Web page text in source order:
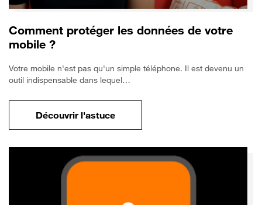
Comment protéger les données de votre
mobile ?
Votre mobile n'est pas qu'un simple téléphone. Il est devenu un
outil indispensable dans lequel…
Découvrir l'astucepour Comment protéger les données de